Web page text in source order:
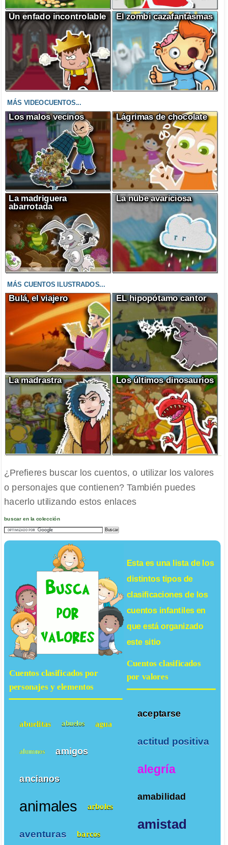
Un enfado incontrolable El zombi cazafantasmas
MÁS VIDEOCUENTOS...
Los malos vecinos Lágrimas de chocolate
La madriguera
abarrotada
La nube avariciosa
MÁS CUENTOS ILUSTRADOS...
Bulá, el viajero EL hipopótamo cantor
La madrastra Los últimos dinosaurios
¿Prefieres buscar los cuentos, o utilizar los valores
o personajes que contienen? También puedes
hacerlo utilizando estos enlaces
buscar en la colección
Esta es una lista de los
distintos tipos de
clasificaciones de los
cuentos infantilesen
que está organizado
este sitio
Cuentos clasificados
por valores
aceptarse
actitud positiva
alegría
amabilidad
amistad
Cuentos clasificados por
personajes y elementos
abuelitas abuelos agua
alumnos amigos
ancianos
animales arboles
aventuras barcos